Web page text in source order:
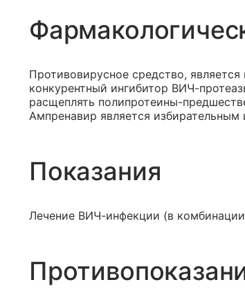
Противовирусное средство,
конкурентный ингибитор ВИЧ-
расщеплять полипротеины-
Ампренавир является
Показания
Лечение ВИЧ-инфекции (в